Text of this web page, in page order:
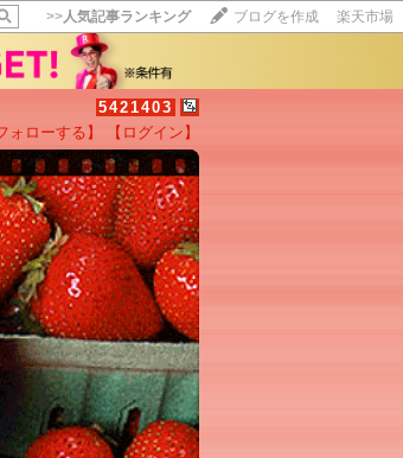
>>人気記事ランキング ブログを作成 楽天市場
5421403
ォローする】 【ログイン】
15記事にいいね！で1ポイント
10秒滞在
いいね!